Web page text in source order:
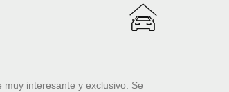
interesante y exclusivo. Se